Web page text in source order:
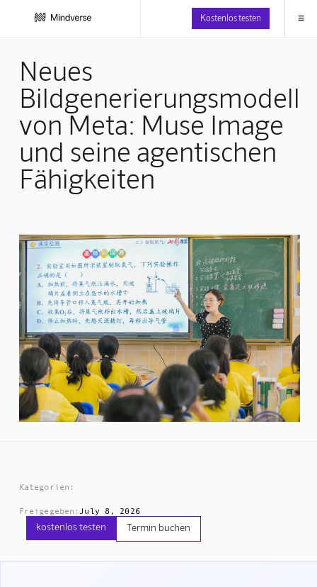
Kostenlos testen ≡
Neues
Bildgenerierungsmodell
von Meta: Muse Image
und seine agentischen
Fähigkeiten
Kategorien:
Freigegeben: July 8, 2026
kostenlos testen Termin buchen